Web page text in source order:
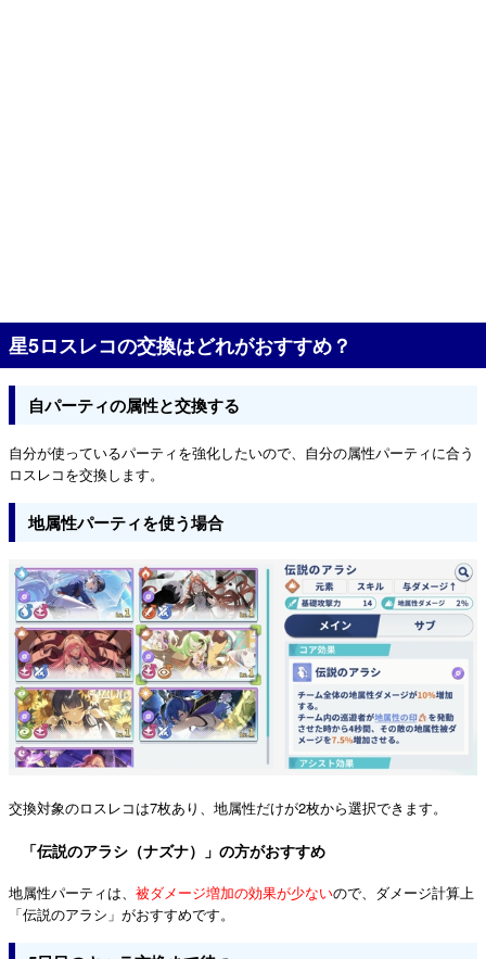
星5ロスレコの交換はどれがおすすめ？
自パーティの属性と交換する
自分が使っているパーティを強化したいので、自分の属性パーティに合う
ロスレコを交換します。
地属性パーティを使う場合
交換対象のロスレコは7枚あり、地属性だけが2枚から選択できます。
「伝説のアラシ（ナズナ）」の方がおすすめ
地属性パーティは、 被ダメージ増加の効果が少ないので、ダメージ計算上
「伝説のアラシ」がおすすめです。